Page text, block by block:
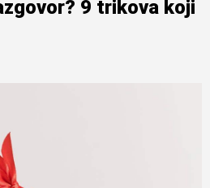
9 trikova koji